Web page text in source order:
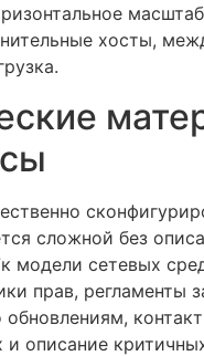
хосты,
сложной без
модели сетевых
прав, регламенты
обновлениям,
и описание